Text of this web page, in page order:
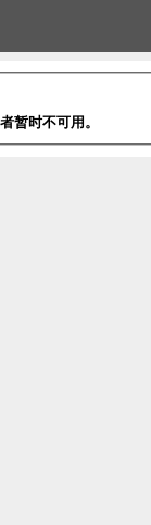
暂时不可用。